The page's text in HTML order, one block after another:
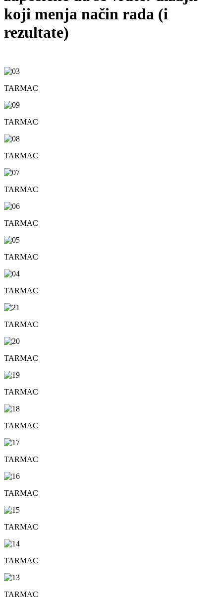
koji menja način rada (i
rezultate)
TARMAC
TARMAC
TARMAC
TARMAC
TARMAC
TARMAC
TARMAC
TARMAC
TARMAC
TARMAC
TARMAC
TARMAC
TARMAC
TARMAC
TARMAC
TARMAC